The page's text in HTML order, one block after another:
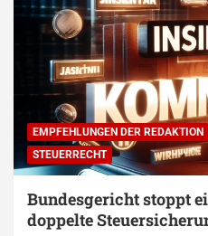
EMPFEHLUNGEN DER REDAKTION
STEUERRECHT
Bundesgericht stoppt
doppelte